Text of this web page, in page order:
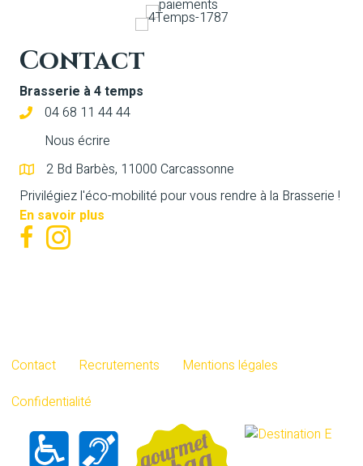
Contact
Brasserie à 4 temps
04 68 11 44 44
Nous écrire
2 Bd Barbès, 11000 Carcassonne
Privilégiez l'éco-mobilité pour vous rendre à la Brasserie !
En savoir plus
Contact Recrutements
Mentions légales
Confidentialité